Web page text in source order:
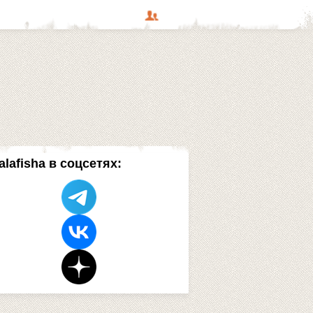
в соцсетях: